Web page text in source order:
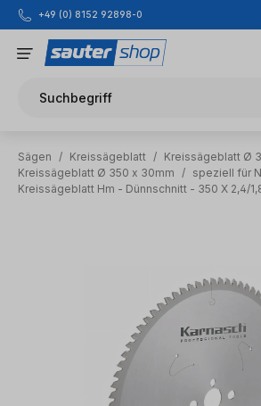
Zum Hauptinhalt springen
+49 (0) 8152 92898-0
Suchbegriff
Sägen / Kreissägeblatt / Kreissägeblatt Ø
Kreissägeblatt Ø 350 x 30mm
/ speziell für
Kreissägeblatt Hm - Dünnschnitt - 350 X 2,4/